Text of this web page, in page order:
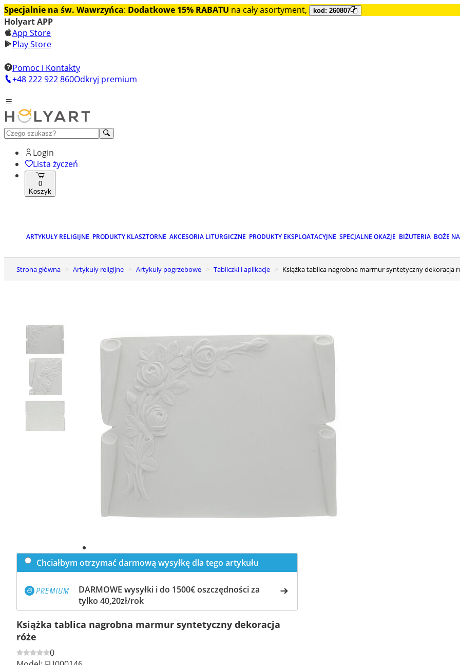
Specjalnie na św. Wawrzyńca: Dodatkowe 15% RABATU na cały asortyment, kod: 260807
Holyart APP
App Store
Play Store
Pomoc i Kontakty
+48 222 922 860Odkryj premium
Login
Lista życzeń
0
Koszyk
ARTYKUŁY RELIGIJNE PRODUKTY KLASZTORNE AKCESORIA LITURGICZNE PRODUKTY EKSPLOATACYJNE SPECJALNE OKAZJE BIŻUTERIA BOŻE
Strona główna Artykuły religijne Artykuły pogrzebowe Tabliczki i aplikacje Książka tablica nagrobna marmur syntetyczny dekoracja
Chciałbym otrzymać darmową wysyłkę dla tego artykułu
DARMOWE wysyłki i do 1500€ oszczędności za
tylko 40,20zł/rok
Książka tablica nagrobna marmur syntetyczny dekoracja
róże
0